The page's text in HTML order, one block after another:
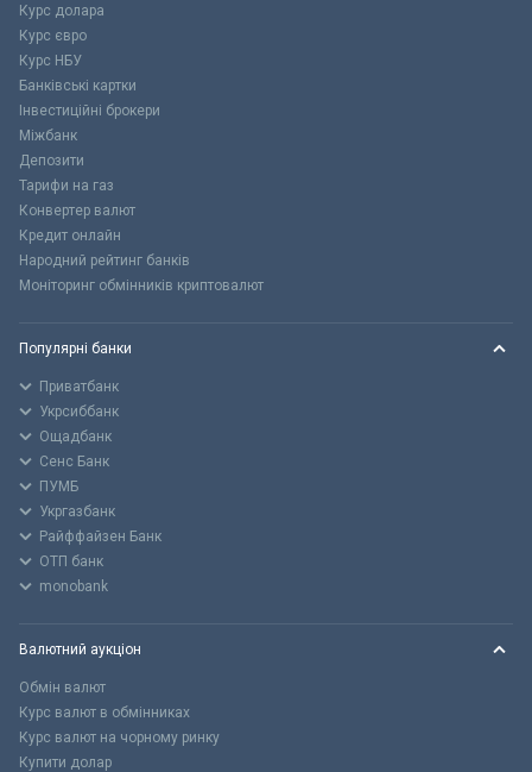
Курс долара
Курс євро
Курс НБУ
Банківські картки
Інвестиційні брокери
Міжбанк
Депозити
Тарифи на газ
Конвертер валют
Кредит онлайн
Народний рейтинг банків
Моніторинг обмінників криптовалют
Популярні банки
Приватбанк
Укрсиббанк
Ощадбанк
Сенс Банк
ПУМБ
Укргазбанк
Райффайзен Банк
ОТП банк
monobank
Валютний аукціон
Обмін валют
Курс валют в обмінниках
Курс валют на чорному ринку
Купити долар